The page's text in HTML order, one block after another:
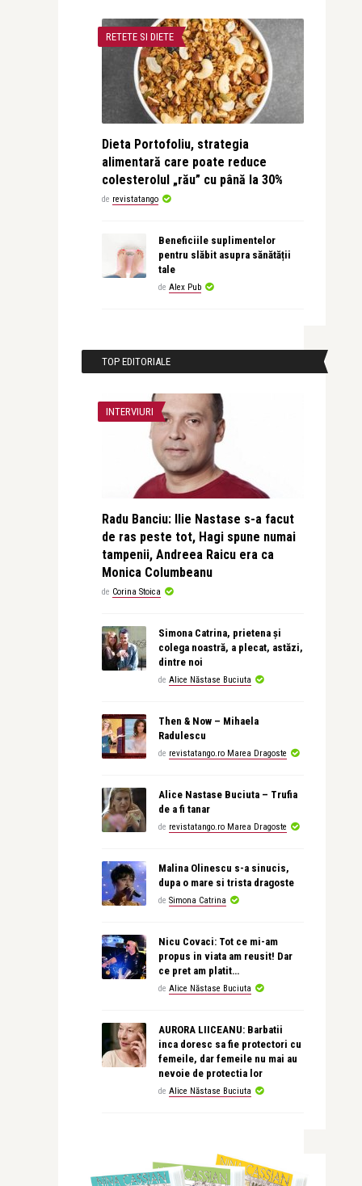
RETETE SI DIETE
Dieta Portofoliu, strategia
alimentară care poate reduce
colesterolul „rău” cu până la 30%
de revistatango
Beneficiile suplimentelor
pentru slăbit asupra sănătății
tale
de Alex Pub
TOP EDITORIALE
INTERVIURI
Radu Banciu: Ilie Nastase s-a facut
de ras peste tot, Hagi spune numai
tampenii, Andreea Raicu era ca
Monica Columbeanu
de Corina Stoica
Simona Catrina, prietena și
colega noastră, a plecat, astăzi,
dintre noi
de Alice Năstase Buciuta
Then & Now – Mihaela
Radulescu
de revistatango.ro Marea Dragoste
Alice Nastase Buciuta – Trufia
de a fi tanar
de revistatango.ro Marea Dragoste
Malina Olinescu s-a sinucis,
dupa o mare si trista dragoste
de Simona Catrina
Nicu Covaci: Tot ce mi-am
propus in viata am reusit! Dar
ce pret am platit…
de Alice Năstase Buciuta
AURORA LIICEANU: Barbatii
inca doresc sa fie protectori cu
femeile, dar femeile nu mai au
nevoie de protectia lor
de Alice Năstase Buciuta